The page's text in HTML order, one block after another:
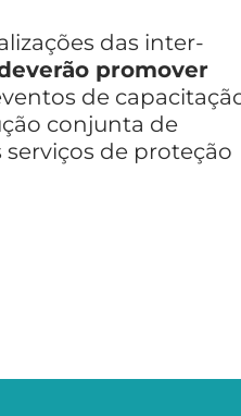
das inter-
promover
de
conjunta de
de proteção